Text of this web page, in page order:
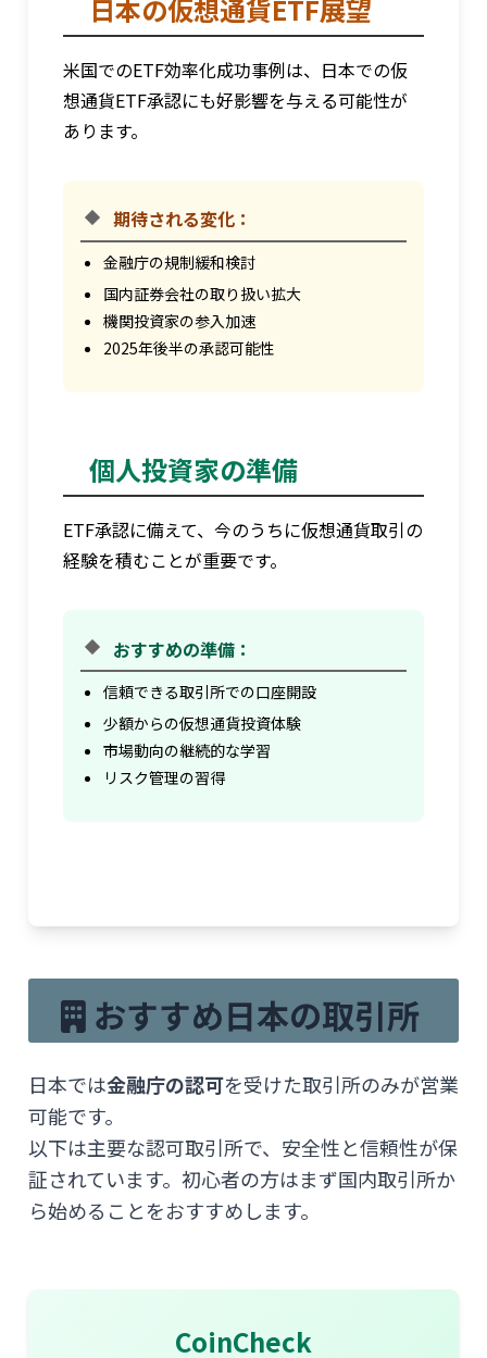
日本の仮想通貨ETF展望
米国でのETF効率化成功事例は、日本での仮
想通貨ETF承認にも好影響を与える可能性が
あります。
期待される変化：
金融庁の規制緩和検討
国内証券会社の取り扱い拡大
機関投資家の参入加速
2025年後半の承認可能性
個人投資家の準備
ETF承認に備えて、今のうちに仮想通貨取引の
経験を積むことが重要です。
おすすめの準備：
信頼できる取引所での口座開設
少額からの仮想通貨投資体験
市場動向の継続的な学習
リスク管理の習得
おすすめ日本の取引所
日本では金融庁の認可を受けた取引所のみが営業
可能です。
以下は主要な認可取引所で、安全性と信頼性が保
証されています。初心者の方はまず国内取引所か
ら始めることをおすすめします。
CoinCheck